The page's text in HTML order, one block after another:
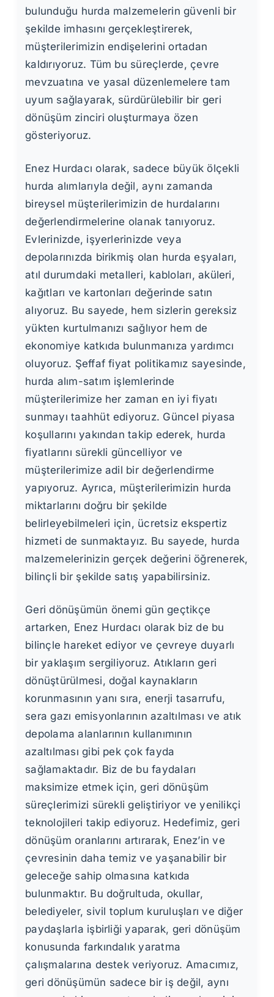
bulunduğu hurda malzemelerin güvenli bir
şekilde imhasını gerçekleştirerek,
müşterilerimizin endişelerini ortadan
kaldırıyoruz. Tüm bu süreçlerde, çevre
mevzuatına ve yasal düzenlemelere tam
uyum sağlayarak, sürdürülebilir bir geri
dönüşüm zinciri oluşturmaya özen
gösteriyoruz.
Enez Hurdacı olarak, sadece büyük ölçekli
hurda alımlarıyla değil, aynı zamanda
bireysel müşterilerimizin de hurdalarını
değerlendirmelerine olanak tanıyoruz.
Evlerinizde, işyerlerinizde veya
depolarınızda birikmiş olan hurda eşyaları,
atıl durumdaki metalleri, kabloları, aküleri,
kağıtları ve kartonları değerinde satın
alıyoruz. Bu sayede, hem sizlerin gereksiz
yükten kurtulmanızı sağlıyor hem de
ekonomiye katkıda bulunmanıza yardımcı
oluyoruz. Şeffaf fiyat politikamız sayesinde,
hurda alım-satım işlemlerinde
müşterilerimize her zaman en iyi fiyatı
sunmayı taahhüt ediyoruz. Güncel piyasa
koşullarını yakından takip ederek, hurda
fiyatlarını sürekli güncelliyor ve
müşterilerimize adil bir değerlendirme
yapıyoruz. Ayrıca, müşterilerimizin hurda
miktarlarını doğru bir şekilde
belirleyebilmeleri için, ücretsiz ekspertiz
hizmeti de sunmaktayız. Bu sayede, hurda
malzemelerinizin gerçek değerini öğrenerek,
bilinçli bir şekilde satış yapabilirsiniz.
Geri dönüşümün önemi gün geçtikçe
artarken, Enez Hurdacı olarak biz de bu
bilinçle hareket ediyor ve çevreye duyarlı
bir yaklaşım sergiliyoruz. Atıkların geri
dönüştürülmesi, doğal kaynakların
korunmasının yanı sıra, enerji tasarrufu,
sera gazı emisyonlarının azaltılması ve atık
depolama alanlarının kullanımının
azaltılması gibi pek çok fayda
sağlamaktadır. Biz de bu faydaları
maksimize etmek için, geri dönüşüm
süreçlerimizi sürekli geliştiriyor ve yenilikçi
teknolojileri takip ediyoruz. Hedefimiz, geri
dönüşüm oranlarını artırarak, Enez’in ve
çevresinin daha temiz ve yaşanabilir bir
geleceğe sahip olmasına katkıda
bulunmaktır. Bu doğrultuda, okullar,
belediyeler, sivil toplum kuruluşları ve diğer
paydaşlarla işbirliği yaparak, geri dönüşüm
konusunda farkındalık yaratma
çalışmalarına destek veriyoruz. Amacımız,
geri dönüşümün sadece bir iş değil, aynı